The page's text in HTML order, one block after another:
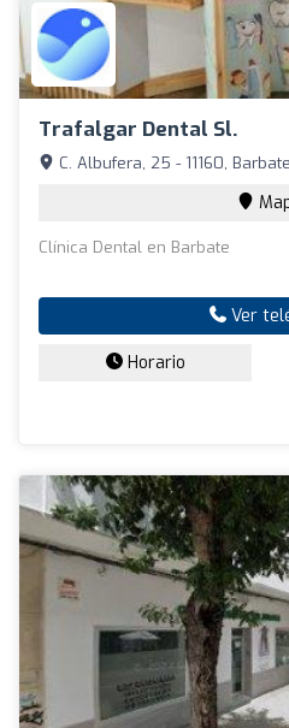
Trafalgar Dental Sl.
C. Albufera, 25 - 11160, Barbate
Clínica Dental en Barbate
Ver
Horario